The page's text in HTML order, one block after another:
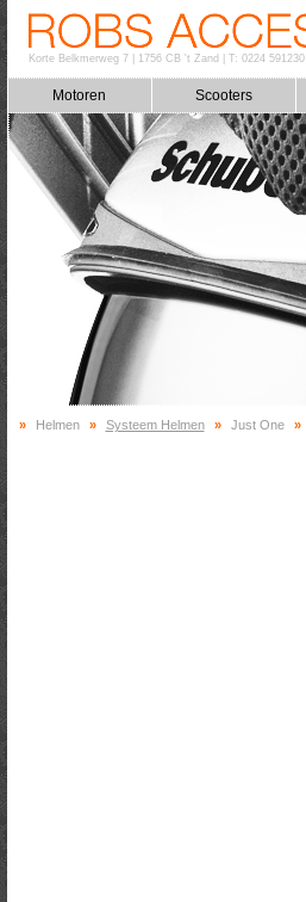
Korte Belkmerweg 7| 1756 CB 't Zand T: 0224 591230
Motoren Scooters
» Helmen » Systeem Helmen » Just One »